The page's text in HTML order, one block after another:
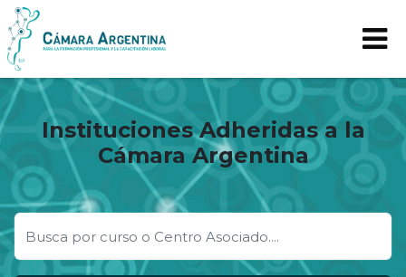
Instituciones Adheridas a la
Cámara Argentina